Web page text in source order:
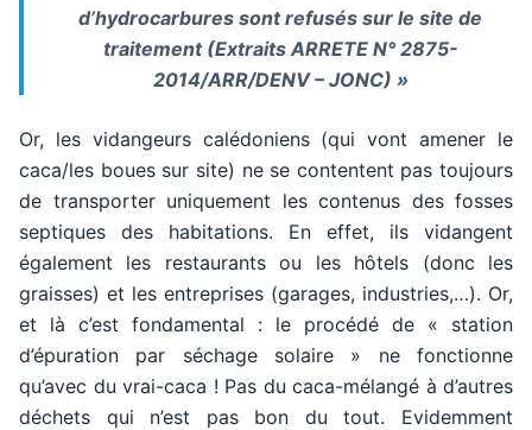
d’hydrocarbures sont refusés sur le site de
traitement (Extraits ARRETE N° 2875-
2014/ARR/DENV – JONC) »
Or, les vidangeurs calédoniens (qui vont amener le
caca/les boues sur site) ne se contentent pas toujours
de transporter uniquement les contenus des fosses
septiques des habitations. En effet, ils vidangent
également les restaurants ou les hôtels (donc les
graisses) et les entreprises (garages, industries,…). Or,
et là c’est fondamental : le procédé de « station
d’épuration par séchage solaire » ne fonctionne
qu’avec du vrai-caca ! Pas du caca-mélangé à d’autres
déchets qui n’est pas bon du tout. Evidemment